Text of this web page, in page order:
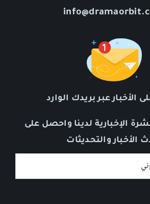
الأخبار عبر بريدك الوارد
الإخبارية لدينا واحصل على
الأخبار والتحديثات